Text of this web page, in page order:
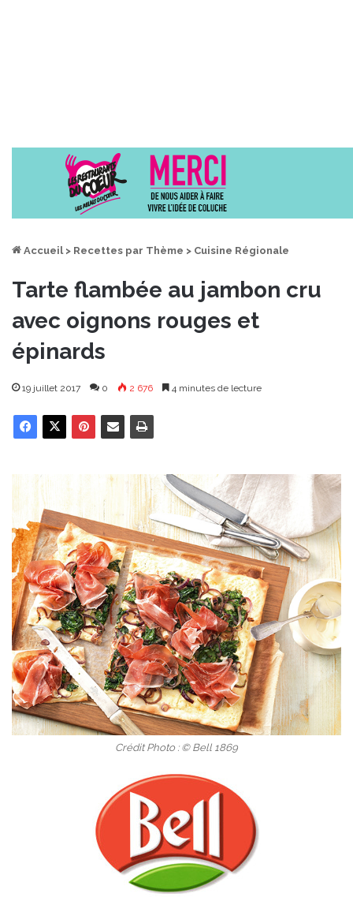
Accueil > Recettes par Thème > Cuisine Régionale
Tarte flambée au jambon cru
avec oignons rouges et
épinards
19 juillet 2017 0 2 676 4 minutes de lecture
Crédit Photo : © Bell 1869